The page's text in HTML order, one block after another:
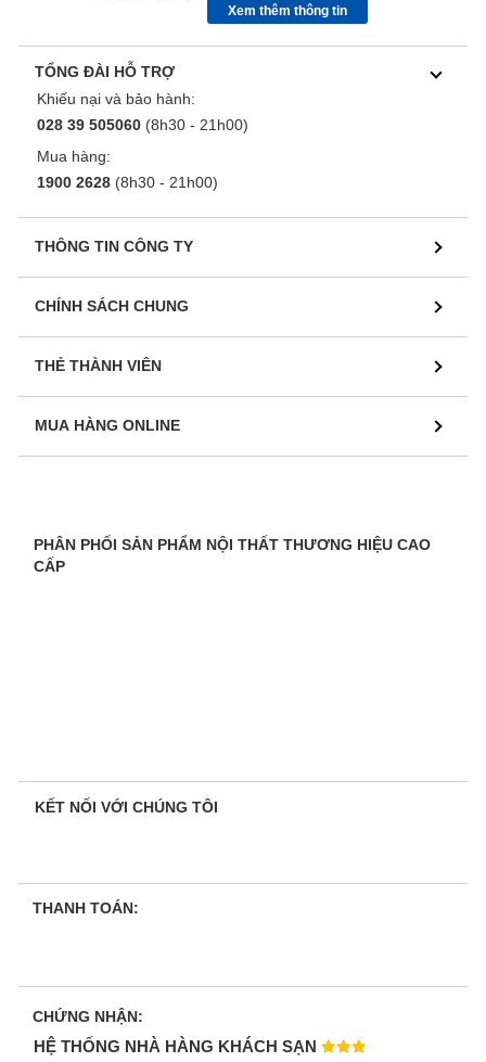
Xem thêm thông tin
TỔNG ĐÀI HỖ TRỢ
Khiếu nại và bảo hành:
028 39 505060 (8h30 - 21h00)
Mua hàng:
1900 2628 (8h30 - 21h00)
THÔNG TIN CÔNG TY
CHÍNH SÁCH CHUNG
THẺ THÀNH VIÊN
MUA HÀNG ONLINE
PHÂN PHỐI SẢN PHẨM NỘI THẤT THƯƠNG HIỆU CAO
CẤP
HỆ THỐNG NHÀ HÀNG KHÁCH SẠN
KẾT NỐI VỚI CHÚNG TÔI
THANH TOÁN:
CHỨNG NHẬN: